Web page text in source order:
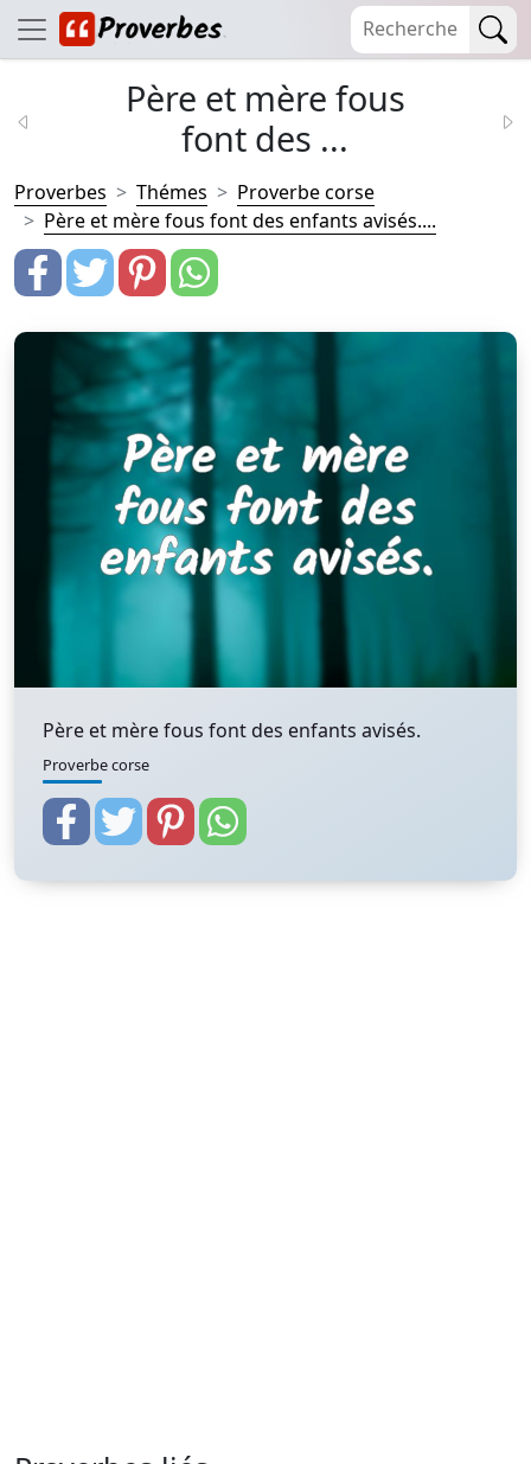
Père et mère fous
font des ...
Proverbes Thémes
Proverbe corse
Père et mère fous font des enfants avisés....
Père et mère fous font des enfants avisés.
Proverbe corse